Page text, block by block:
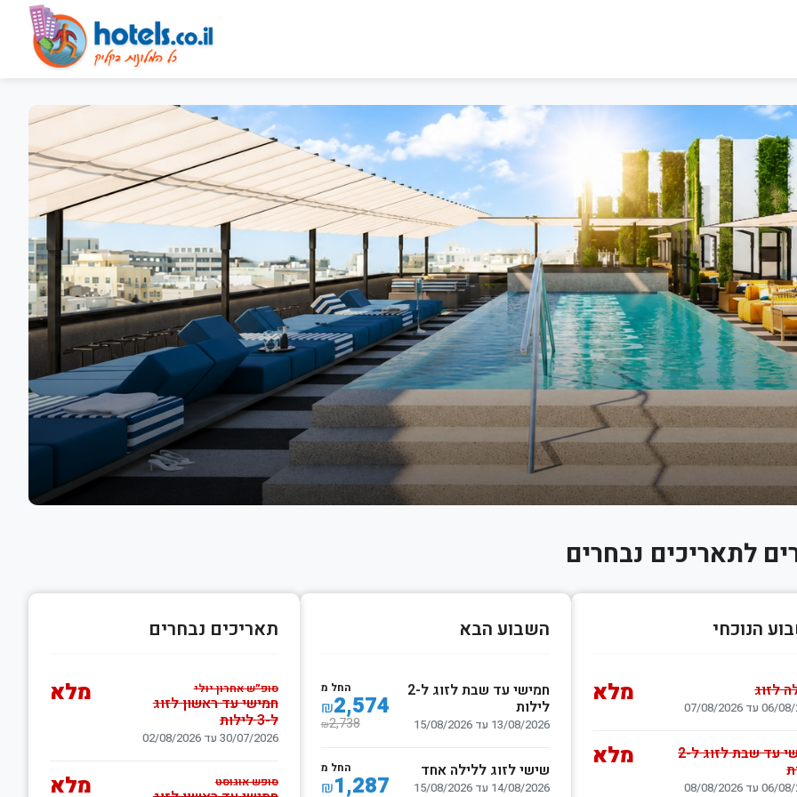
לתאריכים נבחרים
הנוכחי
לזוג
עד 07/08/2026 מלא
חמישי עד שבת לזוג ל-2
עד 08/08/2026
מלא
השבוע הבא
חמישי עד שבת לזוג ל-2
לילות
13/08/2026 עד 15/08/2026
החל מ
₪2,574
₪2,738
שישי לזוג ללילה אחד
14/08/2026 עד 15/08/2026
החל מ
₪1,287
תאריכים נבחרים
סופ״ש אחרון יולי
חמישי עד ראשון לזוג
ל-3 לילות
30/07/2026 עד 02/08/2026
מלא
סופש אוגוסט מלא